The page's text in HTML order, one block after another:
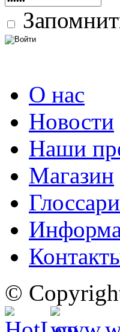
О нас
Новости
Наши
Магазин
©